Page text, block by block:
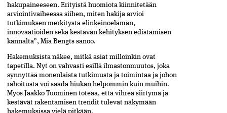
hakupaineeseen. Erityistä huomiota kiinnitetään
arviointivaiheessa siihen, miten hakija arvioi
tutkimuksen merkitystä elinkeinoelämän,
innovaatioiden sekä kestävän kehityksen edistämisen
kannalta”, Mia Bengts sanoo.
Hakemuksista näkee, mitkä asiat milloinkin ovat
tapetilla. Nyt on vahvasti esillä ilmastonmuutos, joka
synnyttää monenlaista tutkimusta ja toimintaa ja johon
rahoitusta voi saada hiukan helpommin kuin muihin.
Myös Jaakko Tuominen toteaa, että vihreä siirtymä ja
kestävät rakentamisen trendit tulevat näkymään
hakemuksissa vielä pitkään.